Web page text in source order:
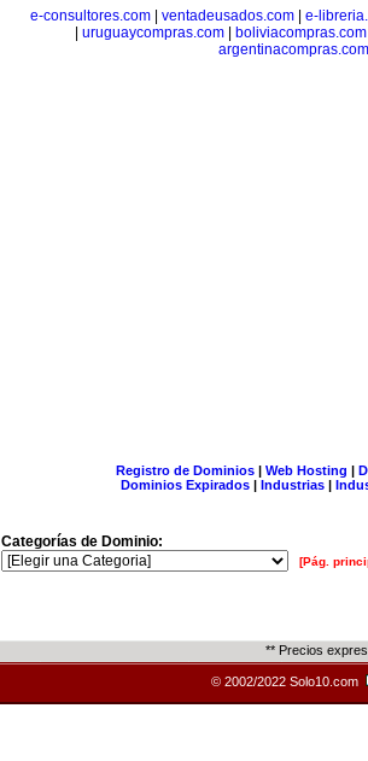
e-consultores.com
ventadeusados.com
e-
uruguaycompras.com| boliviacompras.com
argentinacompras.com
Registro de Dominios| Web Hosting |
Dominios Expirados | Industrias |
Categorías de Dominio:
[Pág.
** Precios
© 2002/2022 Solo10.com